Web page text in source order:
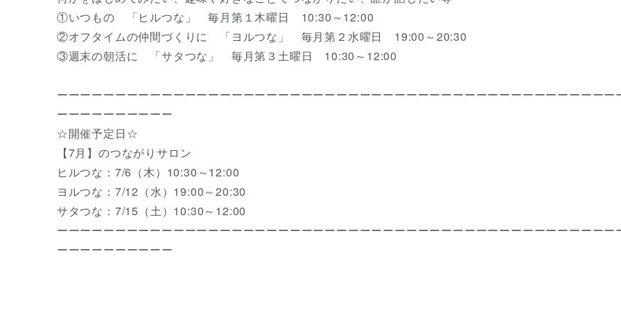
①いつもの 「ヒルつな」 毎月第１木曜日 10:30～12:00
②オフタイムの仲間づくりに 「ヨルつな」 毎月第２水曜日 19:00～20:30
③週末の朝活に 「サタつな」 毎月第３土曜日 10:30～12:00
ーーーーーーーーーーーーーーーーーーーーーーーーーーーーーーーーーーーーーーーーーーーーーーーー
ーーーーーーーーーー
☆開催予定日☆
【7月】のつながりサロン
ヒルつな：7/6（木）10:30～12:00
ヨルつな：7/12（水）19:00～20:30
サタつな：7/15（土）10:30～12:00
ーーーーーーーーーーーーーーーーーーーーーーーーーーーーーーーーーーーーーーーーーーーーーーーー
ーーーーーーーーーー